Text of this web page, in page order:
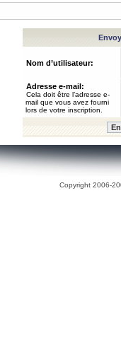
Nom d’utilisateur:
Adresse e-mail:
Cela doit être l’adresse e-
mail que vous avez fourni
lors de votre inscription.
Copyright 2006-